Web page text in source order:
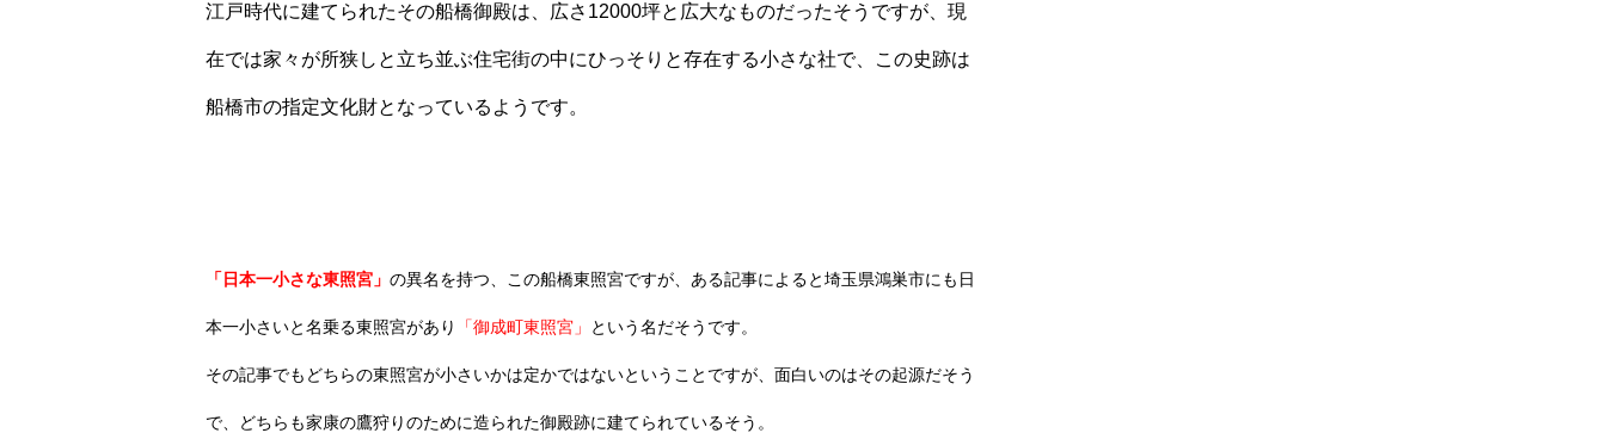
江戸時代に建てられたその船橋御殿は、広さ12000坪と広大なものだったそうですが、現
在では家々が所狭しと立ち並ぶ住宅街の中にひっそりと存在する小さな社で、この史跡は
船橋市の指定文化財となっているようです。
「日本一小さな東照宮」 の異名を持つ、この船橋東照宮ですが、ある記事によると埼玉県鴻巣市にも日
本一小さいと名乗る東照宮があり 「御成町東照宮」 という名だそうです。
その記事でもどちらの東照宮が小さいかは定かではないということですが、面白いのはその起源だそう
で、どちらも家康の鷹狩りのために造られた御殿跡に建てられているそう。